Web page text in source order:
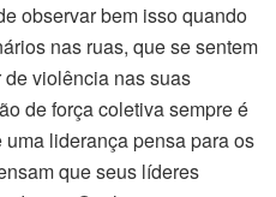
observar bem isso quando
nas ruas, que se sentem
violência nas suas
de força coletiva sempre é
liderança pensa para os
que seus líderes